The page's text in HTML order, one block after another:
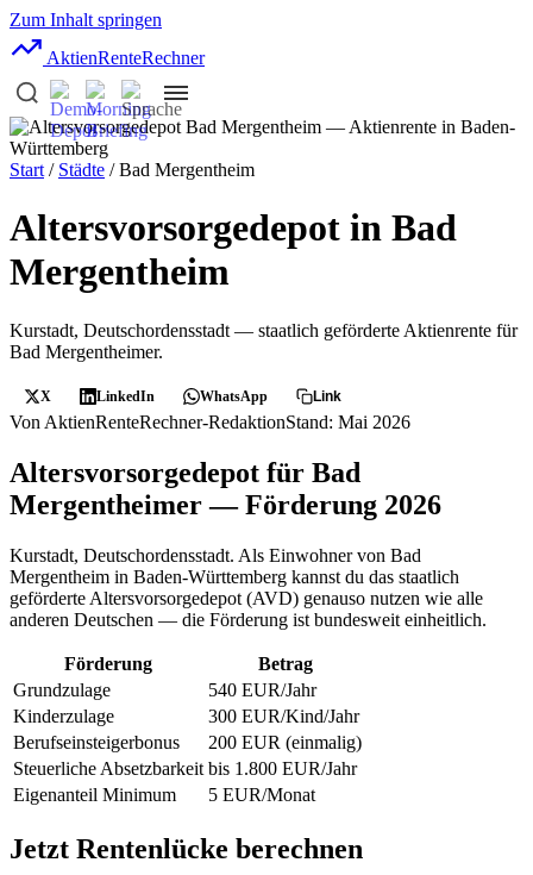
Zum Inhalt springen
AktienRenteRechner
Start / Städte / Bad Mergentheim
Altersvorsorgedepot in Bad
Mergentheim
Kurstadt, Deutschordensstadt — staatlich geförderte Aktienrente für
Bad Mergentheimer.
X LinkedIn WhatsApp Link
Von AktienRenteRechner-RedaktionStand: Mai 2026
Altersvorsorgedepot für Bad
Mergentheimer — Förderung 2026
Kurstadt, Deutschordensstadt. Als Einwohner von Bad
Mergentheim in Baden-Württemberg kannst du das staatlich
geförderte Altersvorsorgedepot (AVD) genauso nutzen wie alle
anderen Deutschen — die Förderung ist bundesweit einheitlich.
Förderung
Betrag
Grundzulage
540 EUR/Jahr
Kinderzulage
300 EUR/Kind/Jahr
Berufseinsteigerbonus
200 EUR (einmalig)
Steuerliche Absetzbarkeit bis 1.800 EUR/Jahr
Eigenanteil Minimum
5 EUR/Monat
Jetzt Rentenlücke berechnen